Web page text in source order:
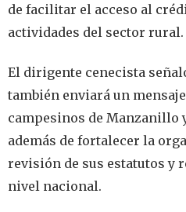
de facilitar el acceso al
actividades del sector rural.
El dirigente cenecista
también enviará un
campesinos de Manzanillo
además de fortalecer la
revisión de sus estatutos y
nivel nacional.